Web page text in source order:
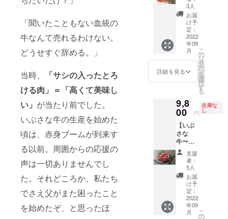
「聞いたこともない血統の
牛なんて売れるわけない。
どうせすぐ辞める。」
当時、
「サシの入ったとろ
ける肉」＝「高くて美味し
い」 が当たり前でした。
いぶさな牛の生産を始めた
頃は、赤身ブームが到来す
る以前。周囲からの応援の
声は一切ありませんでし
た。それどころか、私たち
でさえ父がまた困ったこと
を始めたぞ、と思ったほ
るパッ
ケージ
と異な
る場合
がござ
いま
す。 ※
商品詳
細は活
ていた
だきま
す。
パッ
ク〜】
￥40,00
0（税
込/クー
ル便送
¥2,000
含む）
■焼肉用
赤
400g×2
パック
■スライ
ス
300g×2
パック
腸
250g×1
パック
■ミック
3人
お届
け予
定：
2022
年09
月
詳細を見る
こ
の
リ
タ
ー
ン
を
選
択
す
る
9,8
00 円
在庫な
し
【いぶ
さな
牛〜
たっぷ
り切り
落とし
パッ
ク〜】
￥9,800
（税込/
クール
便送料
支援
者：
5人
お届
け予
定：
2022
年09
月
こ
の